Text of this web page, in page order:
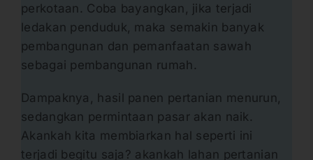
perkotaan. Coba bayangkan, jika terjadi
ledakan penduduk, maka semakin banyak
pembangunan dan pemanfaatan sawah
sebagai pembangunan rumah.
Dampaknya, hasil panen pertanian menurun,
sedangkan permintaan pasar akan naik.
Akankah kita membiarkan hal seperti ini
terjadi begitu saja? akankah lahan pertanian